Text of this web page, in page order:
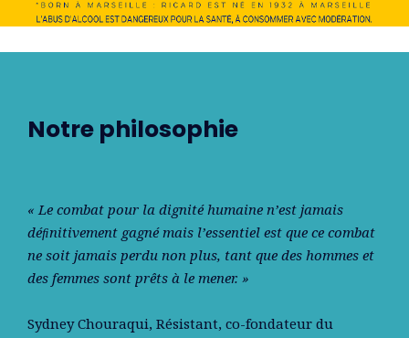
Notre philosophie
« Le combat pour la dignité humaine n’est jamais
déﬁnitivement gagné mais l’essentiel est que ce combat
ne soit jamais perdu non plus, tant que des hommes et
des femmes sont prêts à le mener. »
Sydney Chouraqui, Résistant, co-fondateur du